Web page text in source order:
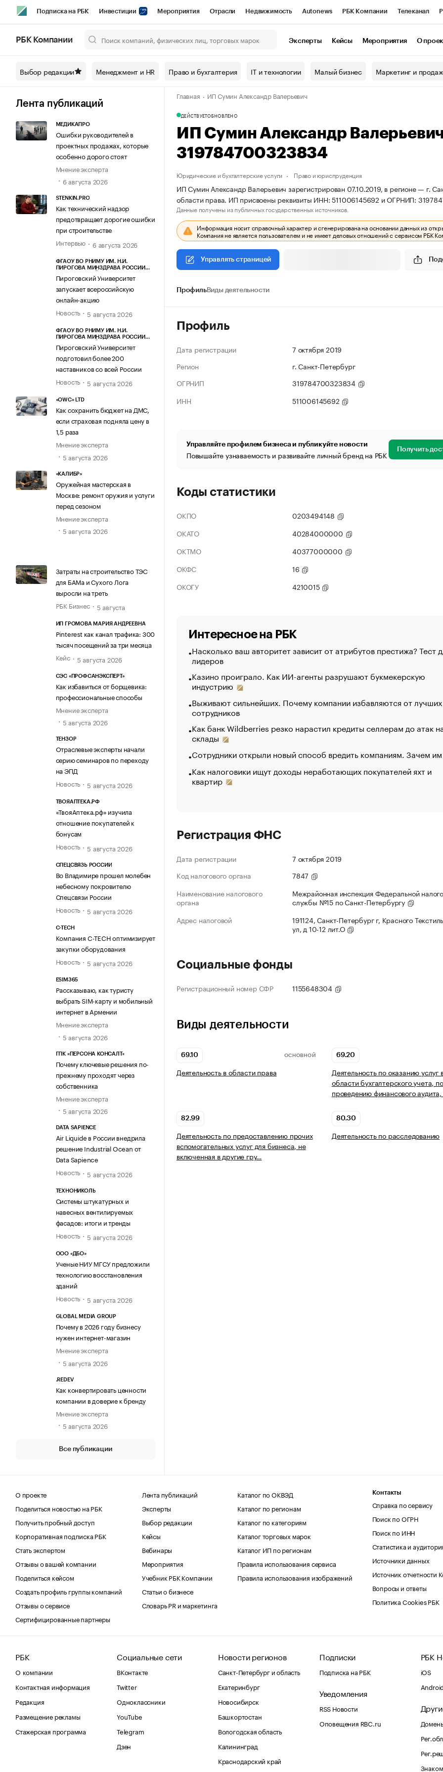
Подписка на РБК Инвестиции Мероприятия Отрасли Недвижимость Autonews РБК Компании Телеканал
Спецпроекты СПб Конференции СПб Спецпроекты Проверка контрагентов
Технологии и медиа Рынок наличной валюты
РБК Компании Эксперты Кейсы Мероприятия О
Выбор редакции Менеджмент и HR Право и бухгалтерия IT и технологии Малый бизнес Маркетинг и
Лента публикаций
МЕДИКАПРО
Ошибки руководителей в
проектных продажах, которые
особенно дорого стоят
Мнение эксперта
6 августа 2026
STENKIN.PRO
Как технический надзор
предотвращает дорогие ошибки
при строительстве
Интервью
6 августа 2026
ФГАОУ ВО РНИМУ ИМ. Н.И.
ПИРОГОВА МИНЗДРАВА РОССИИ
Пироговский Университет
запускает всероссийскую
онлайн-акцию
Новость
5 августа 2026
ФГАОУ ВО РНИМУ ИМ. Н.И.
ПИРОГОВА МИНЗДРАВА РОССИИ
Пироговский Университет
подготовил более 200
наставников со всей России
Новость
5 августа 2026
«OWC» LTD
Как сохранить бюджет на ДМС,
если страховая подняла цену в
1,5 раза
Мнение эксперта
5 августа 2026
«КАЛИБР»
Оружейная мастерская в
Москве: ремонт оружия и услуги
перед сезоном
Мнение эксперта
5 августа 2026
Затраты на строительство ТЭС
для БАМа и Сухого Лога
выросли на треть
РБК Бизнес
5 августа
ИП ГРОМОВА МАРИЯ АНДРЕЕВНА
Pinterest как канал трафика: 300
тысяч посещений за три месяца
Кейс
5 августа 2026
СЭС «ПРОФСАНЭКСПЕРТ»
Как избавиться от борщевика:
профессиональные способы
Мнение эксперта
5 августа 2026
ТЕНЗОР
Отраслевые эксперты начали
серию семинаров по переходу
на ЭПД
Новость
5 августа 2026
ТВОЯАПТЕКА.РФ
«ТвояАптека.рф» изучила
отношение покупателей к
бонусам
Новость
5 августа 2026
СПЕЦСВЯЗЬ РОССИИ
Во Владимире прошел молебен
небесному покровителю
Спецсвязи России
Новость
5 августа 2026
C-TECH
Компания C-TECH оптимизирует
закупки оборудования
Новость
5 августа 2026
ESIM365
Рассказываю, как туристу
выбрать SIM-карту и мобильный
интернет в Армении
Мнение эксперта
5 августа 2026
ГПК «ПЕРСОНА КОНСАЛТ»
Почему ключевые решения по-
прежнему проходят через
собственника
Мнение эксперта
5 августа 2026
DATA SAPIENCE
Air Liquide в России внедрила
решение Industrial Ocean от
Data Sapience
Новость
5 августа 2026
ТЕХНОНИКОЛЬ
Системы штукатурных и
навесных вентилируемых
фасадов: итоги и тренды
Новость
5 августа 2026
ООО «ДБО»
Ученые НИУ МГСУ предложили
технологию восстановления
зданий
Новость
5 августа 2026
GLOBAL MEDIA GROUP
Почему в 2026 году бизнесу
нужен интернет-магазин
Мнение эксперта
5 августа 2026
.REDEV
Как конвертировать ценности
компании в доверие к бренду
Мнение эксперта
5 августа 2026
Все публикации
Главная ИП Сумин Александр Валерьевич
ДЕЙСТВУЕТОБНОВЛЕНО
ИП Сумин Александр
319784700323834
Юридические и бухгалтерские услуги Право и юриспруденция
ИП Сумин Александр Валерьевич зарегистрирован 07.10.2019, в регионе — г.
области права. ИП присвоены реквизиты ИНН: 511006145692 и ОГРНИП:
Данные получены из публичных государственных источников.
Информация носит справочный характер и сгенерирована на основании данных из
Компания не является пользователем и не имеет деловых отношений с сервисом РБК
Управлять страницей
ПрофильВиды деятельности
Профиль
Дата регистрации
7 октября 2019
Регион
г. Санкт-Петербург
ОГРНИП
319784700323834
ИНН
511006145692
Управляйте профилем бизнеса и публикуйте новости
Повышайте узнаваемость и развивайте личный бренд на РБК Получить
Коды статистики
ОКПО
0203494148
ОКАТО
40284000000
ОКТМО
40377000000
ОКФС
16
ОКОГУ
4210015
Интересное на РБК
Насколько ваш авторитет зависит от атрибутов престижа? Тест
лидеров
Казино проиграло. Как ИИ-агенты разрушают букмекерскую
индустрию
Выживают сильнейших. Почему компании избавляются от лучших
сотрудников
Как банк Wildberries резко нарастил кредиты селлерам до атак
склады
Сотрудники открыли новый способ вредить компаниям. Зачем
Как налоговики ищут доходы неработающих покупателей яхт и
квартир
Регистрация ФНС
Дата регистрации
7 октября 2019
Код налогового органа
7847
Наименование налогового
органа
Межрайонная инспекция Федеральной
службы №15 по Санкт-Петербургу
Адрес налоговой
191124, Санкт-Петербург г, Красного
ул, д 10-12 лит.О
Социальные фонды
Регистрационный номер СФР 1155648304
Виды деятельности
69.10 ОСНОВНОЙ
Деятельность в области права
69.20
Деятельность по оказанию услуг
области бухгалтерского учета, по
проведению финансового
82.99
Деятельность по предоставлению прочих
вспомогательных услуг для бизнеса, не
включенная в другие гру…
80.30
Деятельность по расследованию
О проекте
Поделиться новостью на РБК
Получить пробный доступ
Корпоративная подписка РБК
Стать экспертом
Отзывы о вашей компании
Поделиться кейсом
Создать профиль группы компаний
Отзывы о сервисе
Сертифицированные партнеры
Лента публикаций
Эксперты
Выбор редакции
Кейсы
Вебинары
Мероприятия
Учебник РБК Компании
Статьи о бизнесе
Словарь PR и маркетинга
Каталог по ОКВЭД
Каталог по регионам
Каталог по категориям
Каталог торговых марок
Каталог ИП по регионам
Правила использования сервиса
Правила использования изображений
Контакты
Справка по сервису
Поиск по ОГРН
Поиск по ИНН
Статистика и
Источники данных
Источник отчетности
Вопросы и ответы
Политика Cookies РБК
РБК
О компании
Контактная информация
Редакция
Размещение рекламы
Стажерская программа
Социальные сети
ВКонтакте
Twitter
Одноклассники
YouTube
Telegram
Дзен
Новости регионов
Санкт-Петербург и область
Екатеринбург
Новосибирск
Башкортостан
Вологодская область
Калининград
Краснодарский край
Подписки
Подписка на РБК
Уведомления
RSS Новости
Оповещения RBC.ru
РБК
iOS